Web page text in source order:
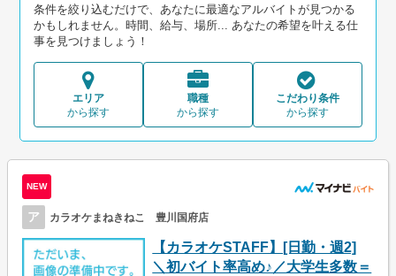
条件を絞り込むだけで、あなたに最適なアルバイトが見つかる
かもしれません。時間、給与、場所... あなたの希望を叶える仕
事を見つけましょう！
エリア
から探す
職種
から探す
こだわり条件
から探す
NEW
ア カラオケまねきねこ 豊川国府店
【カラオケSTAFF】[日勤・週2]
＼初バイト率高め♪／大学生多数＝